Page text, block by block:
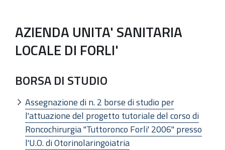
AZIENDA UNITA' SANITARIA
LOCALE DI FORLI'
BORSA DI STUDIO
Assegnazione di n. 2 borse di studio per
l'attuazione del progetto tutoriale del corso di
Roncochirurgia "Tuttoronco Forli' 2006" presso
l'U.O. di Otorinolaringoiatria